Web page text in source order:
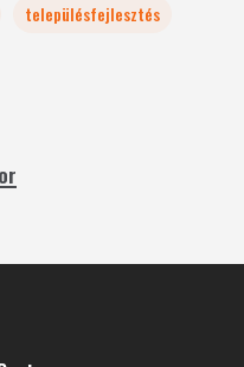
településfejlesztés